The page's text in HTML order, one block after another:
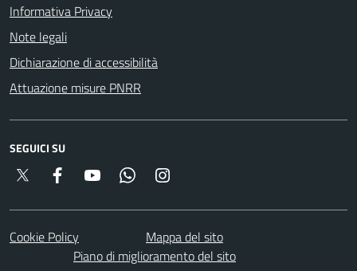
Informativa Privacy
Note legali
Dichiarazione di accessibilità
Attuazione misure PNRR
SEGUICI SU
Twitter Facebook YouTube Whatsapp
Cookie Policy
Mappa del sito
Piano di miglioramento del sito